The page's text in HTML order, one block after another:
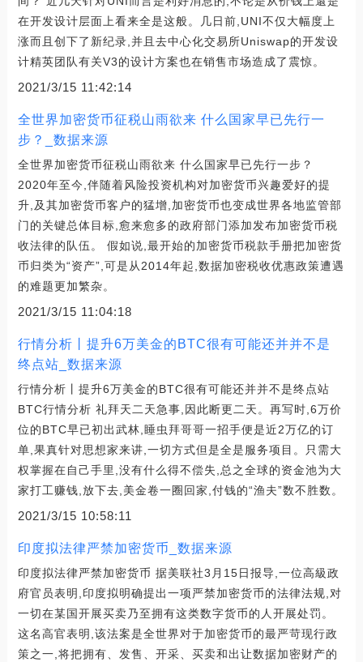
在开发设计层面上看来全是这般。几日前,UNI不仅大幅度上
涨而且创下了新纪录,并且去中心化交易所Uniswap的开发设
计精英团队有关V3的设计方案也在销售市场造成了震惊。
2021/3/15 11:42:14
全世界加密货币征税山雨欲来 什么国家早已先行一
步？_数据来源
全世界加密货币征税山雨欲来 什么国家早已先行一步？
2020年至今,伴随着风险投资机构对加密货币兴趣爱好的提
升,及其加密货币客户的猛增,加密货币也变成世界各地监管部
门的关键总体目标,愈来愈多的政府部门添加发布加密货币税
收法律的队伍。 假如说,最开始的加密货币税款手册把加密货
币归类为“资产”,可是从2014年起,数据加密税收优惠政策遭遇
的难题更加繁杂。
2021/3/15 11:04:18
行情分析丨提升6万美金的BTC很有可能还并并不是
终点站_数据来源
行情分析丨提升6万美金的BTC很有可能还并并不是终点站
BTC行情分析 礼拜天二天急事,因此断更二天。再写时,6万价
位的BTC早已初出武林,睡虫拜哥哥一招手便是近2万亿的订
单,果真针对思想家来讲,一切方式但是全是服务项目。只需大
权掌握在自己手里,没有什么得不偿失,总之全球的资金池为大
家打工赚钱,放下去,美金卷一圈回家,付钱的“渔夫”数不胜数。
2021/3/15 10:58:11
印度拟法律严禁加密货币_数据来源
印度拟法律严禁加密货币 据美联社3月15日报导,一位高級政
府官员表明,印度拟明确提出一项严禁加密货币的法律法规,对
一切在某国开展买卖乃至拥有这类数字货币的人开展处罚。
这名高官表明,该法案是全世界对于加密货币的最严苛现行政
策之一,将把拥有、发售、开采、买卖和出让数据加密财产的